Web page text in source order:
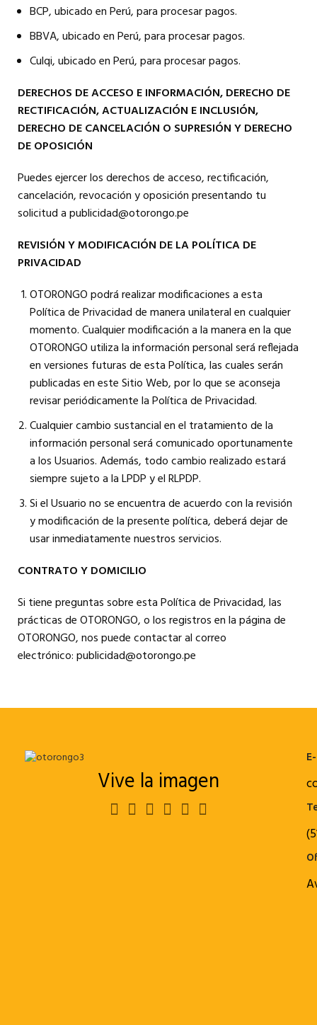
BCP, ubicado en Perú, para procesar pagos.
BBVA, ubicado en Perú, para procesar pagos.
Culqi, ubicado en Perú, para procesar pagos.
DERECHOS DE ACCESO E INFORMACIÓN, DERECHO DE
RECTIFICACIÓN, ACTUALIZACIÓN E INCLUSIÓN,
DERECHO DE CANCELACIÓN O SUPRESIÓN Y DERECHO
DE OPOSICIÓN
Puedes ejercer los derechos de acceso, rectificación,
cancelación, revocación y oposición presentando tu
solicitud a publicidad@otorongo.pe
REVISIÓN Y MODIFICACIÓN DE LA POLÍTICA DE
PRIVACIDAD
OTORONGO podrá realizar modificaciones a esta
Política de Privacidad de manera unilateral en cualquier
momento. Cualquier modificación a la manera en la que
OTORONGO utiliza la información personal será reflejada
en versiones futuras de esta Política, las cuales serán
publicadas en este Sitio Web, por lo que se aconseja
revisar periódicamente la Política de Privacidad.
Cualquier cambio sustancial en el tratamiento de la
información personal será comunicado oportunamente
a los Usuarios. Además, todo cambio realizado estará
siempre sujeto a la LPDP y el RLPDP.
Si el Usuario no se encuentra de acuerdo con la revisión
y modificación de la presente política, deberá dejar de
usar inmediatamente nuestros servicios.
CONTRATO Y DOMICILIO
Si tiene preguntas sobre esta Política de Privacidad, las
prácticas de OTORONGO, o los registros en la página de
OTORONGO, nos puede contactar al correo
electrónico: publicidad@otorongo.pe
Vive la imagen